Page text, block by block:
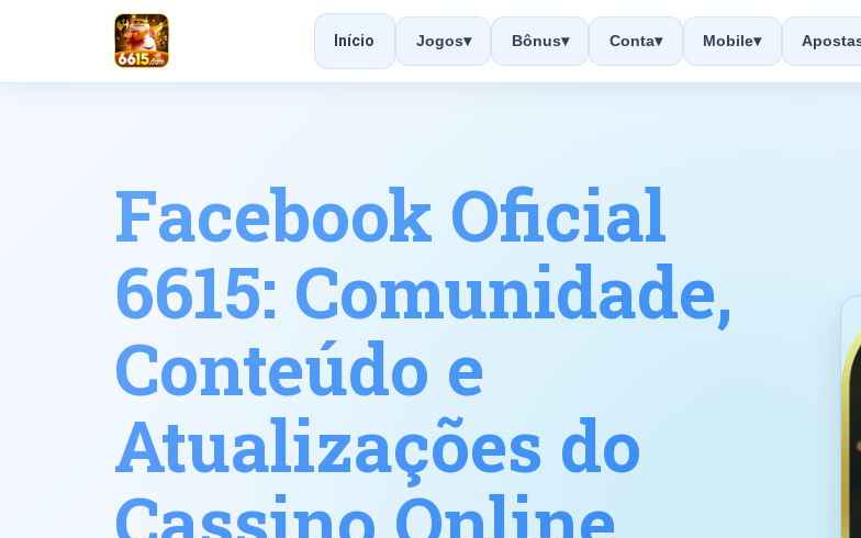
Início Jogos▾ Bônus▾ Conta▾ Mobile▾
Facebook Oficial
6615: Comunidade,
Conteúdo e
Atualizações do